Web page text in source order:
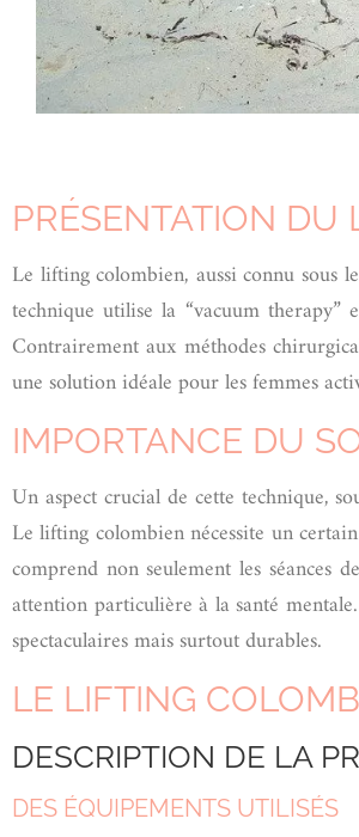
PRÉSENTATION DU
Le lifting colombien, aussi connu sous
technique utilise la “vacuum
Contrairement aux méthodes
une solution idéale pour les femmes
IMPORTANCE DU
Un aspect crucial de cette technique,
Le lifting colombien nécessite un
comprend non seulement les séances
attention particulière à la santé
spectaculaires mais surtout durables.
LE LIFTING
DESCRIPTION DE LA
DES ÉQUIPEMENTS UTILISÉS